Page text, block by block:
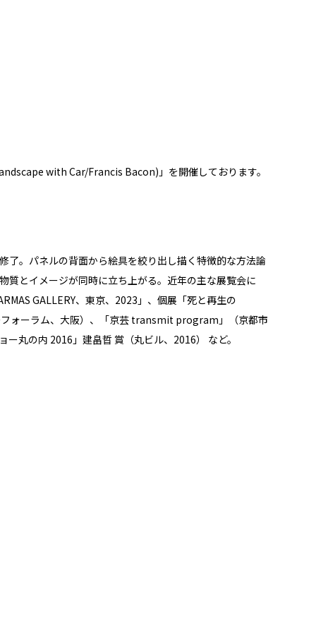
with Car/Francis Bacon)」を開催しております。
了。パネルの背面から絵具を絞り出し描く特徴的な方法論
質とイメージが同時に立ち上がる。近年の主な展覧会に
GALLERY、東京、2023」、個展「死と再生の
フォーラム、大阪）、「京芸 transmit program」（京都市
丸の内 2016」建畠晢 賞（丸ビル、2016） など。